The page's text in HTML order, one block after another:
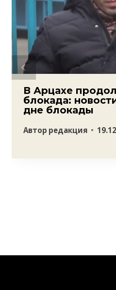
В Арцахе
блокада:
дне блокады
Автор редакция